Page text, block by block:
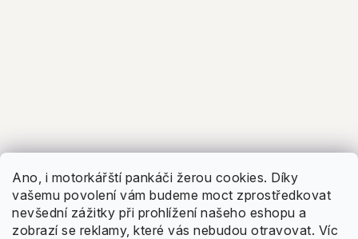
Ano, i motorkářští pankáči žerou cookies. Díky
vašemu povolení vám budeme moct zprostředkovat
nevšední zážitky při prohlížení našeho eshopu a
zobrazí se reklamy, které vás nebudou otravovat. Víc